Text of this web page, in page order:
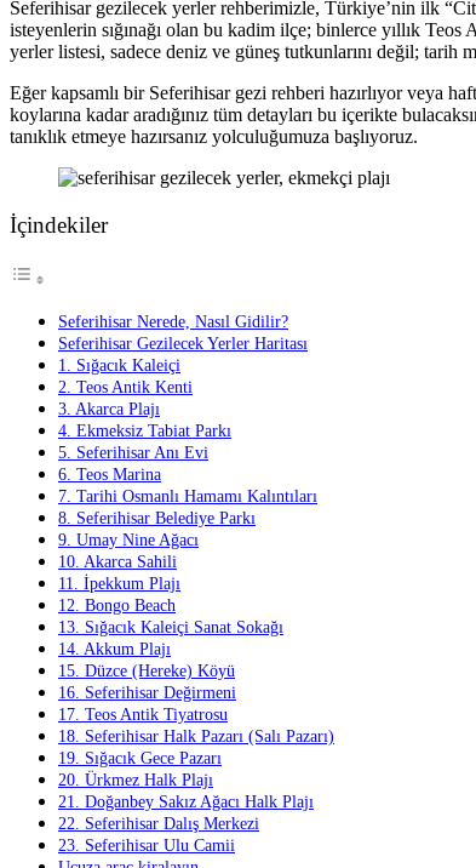
Seferihisar gezilecek yerler rehberimizle, Türkiye’nin ilk
isteyenlerin sığınağı olan bu kadim ilçe; binlerce yıllık
yerler listesi, sadece deniz ve güneş tutkunlarını değil; tarih
Eğer kapsamlı bir Seferihisar gezi rehberi hazırlıyor veya
koylarına kadar aradığınız tüm detayları bu içerikte
tanıklık etmeye hazırsanız yolculuğumuza başlıyoruz.
İçindekiler
Seferihisar Nerede, Nasıl Gidilir?
Seferihisar Gezilecek Yerler Haritası
1. Sığacık Kaleiçi
2. Teos Antik Kenti
3. Akarca Plajı
4. Ekmeksiz Tabiat Parkı
5. Seferihisar Anı Evi
6. Teos Marina
7. Tarihi Osmanlı Hamamı Kalıntıları
8. Seferihisar Belediye Parkı
9. Umay Nine Ağacı
10. Akarca Sahili
11. İpekkum Plajı
12. Bongo Beach
13. Sığacık Kaleiçi Sanat Sokağı
14. Akkum Plajı
15. Düzce (Hereke) Köyü
16. Seferihisar Değirmeni
17. Teos Antik Tiyatrosu
18. Seferihisar Halk Pazarı (Salı Pazarı)
19. Sığacık Gece Pazarı
20. Ürkmez Halk Plajı
21. Doğanbey Sakız Ağacı Halk Plajı
22. Seferihisar Dalış Merkezi
23. Seferihisar Ulu Camii